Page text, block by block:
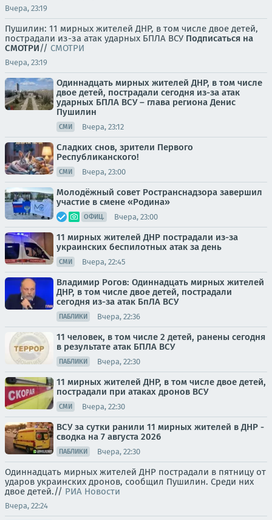
Вчера, 23:19
Пушилин: 11 мирных жителей ДНР, в том числе двое детей,
пострадали из-за атак ударных БПЛА ВСУ Подписаться на
СМОТРИ// СМОТРИ
Вчера, 23:19
Одиннадцать мирных жителей ДНР, в том числе
двое детей, пострадали сегодня из-за атак
ударных БПЛА ВСУ – глава региона Денис
Пушилин
СМИ Вчера, 23:12
Сладких снов, зрители Первого
Республиканского!
СМИ Вчера, 23:00
Молодёжный совет Ространснадзора завершил
участие в смене «Родина»
ОФИЦ. Вчера, 23:00
11 мирных жителей ДНР пострадали из-за
украинских беспилотных атак за день
СМИ Вчера, 22:45
Владимир Рогов: Одиннадцать мирных жителей
ДНР, в том числе двое детей, пострадали
сегодня из-за атак БпЛА ВСУ
ПАБЛИКИ Вчера, 22:36
11 человек, в том числе 2 детей, ранены сегодня
в результате атак БПЛА ВСУ
ПАБЛИКИ Вчера, 22:30
11 мирных жителей ДНР, в том числе двое детей,
пострадали при атаках дронов ВСУ
СМИ Вчера, 22:30
ВСУ за сутки ранили 11 мирных жителей в ДНР -
сводка на 7 августа 2026
ПАБЛИКИ Вчера, 22:30
Одиннадцать мирных жителей ДНР пострадали в пятницу от
ударов украинских дронов, сообщил Пушилин. Среди них
двое детей.// РИА Новости
Вчера, 22:24